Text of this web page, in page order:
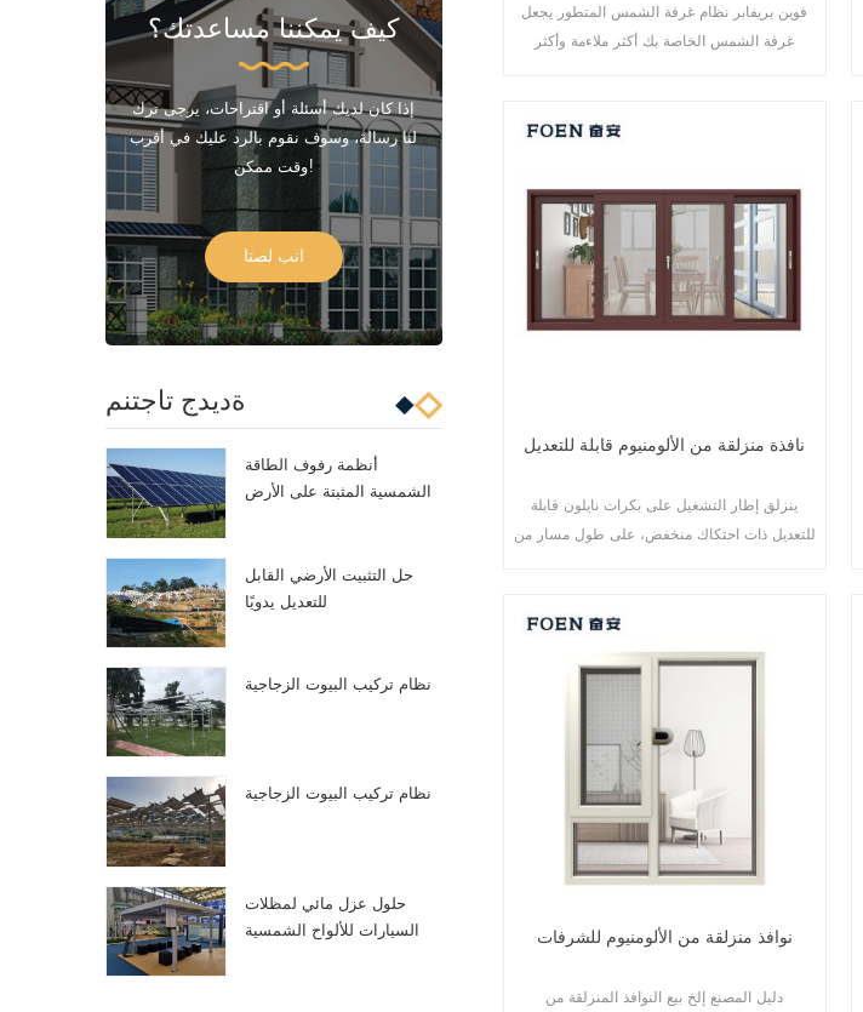
كيف يمكننا مساعدتك؟
إذا كان لديك أسئلة أو اقتراحات، يرجى ترك
لنا رسالة، وسوف نقوم بالرد عليك في أقرب
وقت ممكن!
انب لصتا
ةديدج تاجتنم
أنظمة رفوف الطاقة
الشمسية المثبتة على الأرض
حل التثبيت الأرضي القابل
للتعديل يدويًا
نظام تركيب البيوت الزجاجية
نظام تركيب البيوت الزجاجية
حلول عزل مائي لمظلات
السيارات للألواح الشمسية
فوين بريفابر نظام غرفة الشمس المتطور يجعل
غرفة الشمس الخاصة بك أكثر ملاءمة وأكثر
نافذة منزلقة من الألومنيوم قابلة للتعديل
ينزلق إطار التشغيل على بكرات نايلون قابلة
للتعديل ذات احتكاك منخفض، على طول مسار من
دخول الغبار والماء، وتتميز بإطارات متشابكة
لزيادة متانة النافذة.
نوافذ منزلقة من الألومنيوم للشرفات
دليل المصنع إلخ بيع النوافذ المنزلقة من